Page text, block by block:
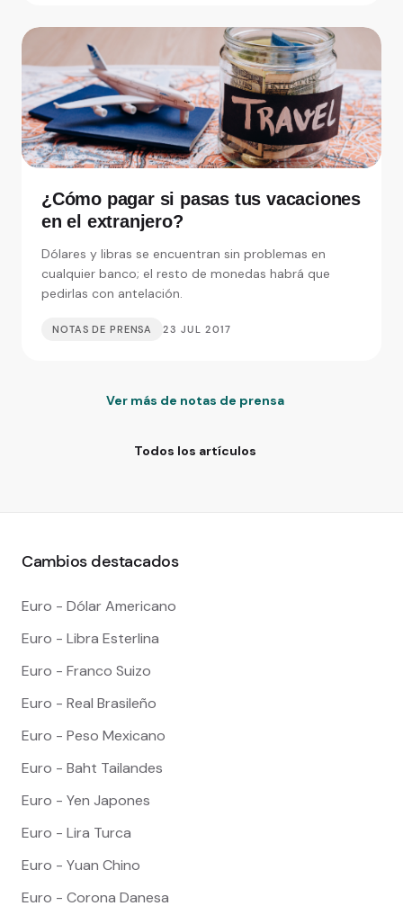
¿Cómo pagar si pasas tus vacaciones
en el extranjero?
Dólares y libras se encuentran sin problemas en
cualquier banco; el resto de monedas habrá que
pedirlas con antelación.
NOTAS DE PRENSA 23 JUL 2017
Ver más de notas de prensa
Todos los artículos
Cambios destacados
Euro - Dólar Americano
Euro - Libra Esterlina
Euro - Franco Suizo
Euro - Real Brasileño
Euro - Peso Mexicano
Euro - Baht Tailandes
Euro - Yen Japones
Euro - Lira Turca
Euro - Yuan Chino
Euro - Corona Danesa